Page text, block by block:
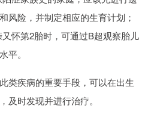
风险，并制定相应的生育计划；
怀第2胎时，可通过B超观察胎儿
平。
疾病的重要手段，可以在出生
及时发现并进行治疗。